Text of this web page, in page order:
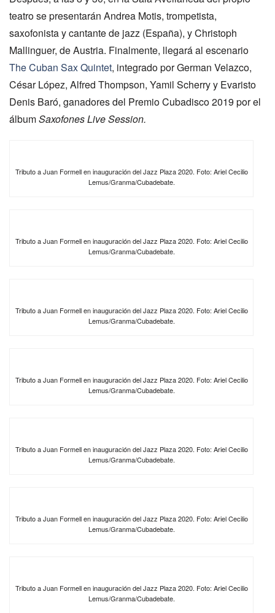
teatro se presentarán Andrea Motis, trompetista,
saxofonista y cantante de jazz (España), y Christoph
Mallinguer, de Austria. Finalmente, llegará al escenario
The Cuban Sax Quintet, integrado por German Velazco,
César López, Alfred Thompson, Yamil Scherry y Evaristo
Denis Baró, ganadores del Premio Cubadisco 2019 por el
álbumSaxofones Live Session.
Tributo a Juan Formell en inauguración del Jazz Plaza 2020. Foto: Ariel Cecilio
Lemus/Granma/Cubadebate.
Tributo a Juan Formell en inauguración del Jazz Plaza 2020. Foto: Ariel Cecilio
Lemus/Granma/Cubadebate.
Tributo a Juan Formell en inauguración del Jazz Plaza 2020. Foto: Ariel Cecilio
Lemus/Granma/Cubadebate.
Tributo a Juan Formell en inauguración del Jazz Plaza 2020. Foto: Ariel Cecilio
Lemus/Granma/Cubadebate.
Tributo a Juan Formell en inauguración del Jazz Plaza 2020. Foto: Ariel Cecilio
Lemus/Granma/Cubadebate.
Tributo a Juan Formell en inauguración del Jazz Plaza 2020. Foto: Ariel Cecilio
Lemus/Granma/Cubadebate.
Tributo a Juan Formell en inauguración del Jazz Plaza 2020. Foto: Ariel Cecilio
Lemus/Granma/Cubadebate.